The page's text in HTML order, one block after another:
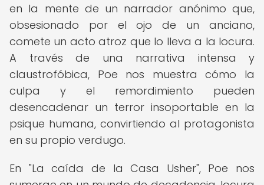
en la mente de un narrador anónimo que,
obsesionado por el ojo de un anciano,
comete un acto atroz que lo lleva a la locura.
A través de una narrativa intensa y
claustrofóbica, Poe nos muestra cómo la
culpa y el remordimiento pueden
desencadenar un terror insoportable en la
psique humana, convirtiendo al protagonista
en su propio verdugo.
En "La caída de la Casa Usher", Poe nos